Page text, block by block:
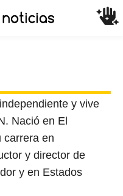
y vive
Nació en El
carrera en
y director de
y en Estados